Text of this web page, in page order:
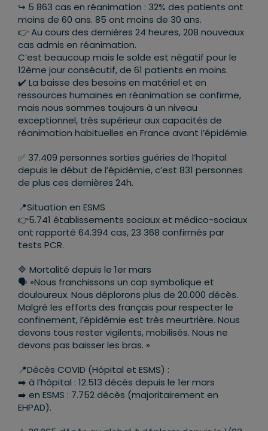
↪️ 5 863 cas en réanimation : 32% des patients ont
moins de 60 ans. 85 ont moins de 30 ans.
👉 Au cours des dernières 24 heures, 208 nouveaux
cas admis en réanimation.
C’est beaucoup mais le solde est négatif pour le
12ème jour consécutif, de 61 patients en moins.
✔️ La baisse des besoins en matériel et en
ressources humaines en réanimation se confirme,
mais nous sommes toujours à un niveau
exceptionnel, très supérieur aux capacités de
réanimation habituelles en France avant l’épidémie.
✅ 37.409 personnes sorties guéries de l’hopital
depuis le début de l’épidémie, c’est 831 personnes
de plus ces dernières 24h.
📍Situation en ESMS
👉5.741 établissements sociaux et médico-sociaux
ont rapporté 64.394 cas, 23 368 confirmés par
tests PCR.
🔷 Mortalité depuis le 1er mars
🗣 »Nous franchissons un cap symbolique et
douloureux. Nous déplorons plus de 20.000 décès.
Malgré les efforts des français pour respecter le
confinement, l’épidémie est très meurtrière. Nous
devons tous rester vigilents, mobilisés. Nous ne
devons pas baisser les bras. »
📍Décès COVID (Hôpital et ESMS) :
➡️ à l’hôpital : 12.513 décès depuis le 1er mars
➡️ en ESMS : 7.752 décès (majoritairement en
EHPAD).